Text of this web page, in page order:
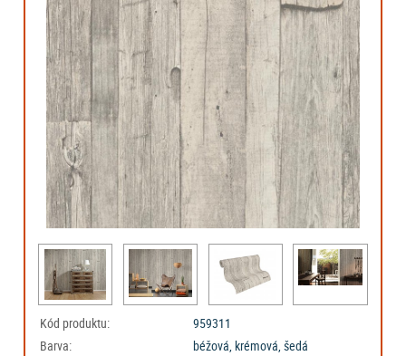
Kód produktu:
959311
Barva:
béžová, krémová, šedá